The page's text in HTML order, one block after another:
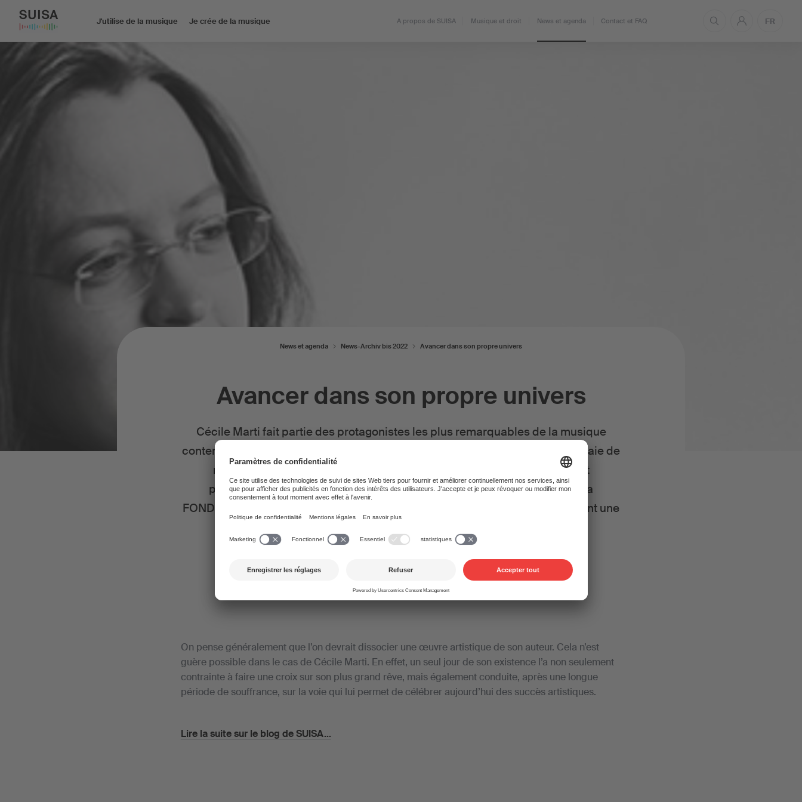
J'utilise de la musique Je crée de la musique A propos de SUISA Musique et droit News et agenda Contact et FAQ FR
Avancer dans son propre univers
Cécile Marti fait partie des protagonistes les plus remarquables de la musique
contemporaine en Suisse. Dans ses œuvres, la compositrice et sculptrice essaie de
réunir différentes formes d’expression en un grand tout. Le ballet devrait
prochainement se joindre au dialogue entre la musique et la sculpture. La
FONDATION SUISA soutient la vision artistique de la Zurichoise en lui attribuant une
News et agenda News-Archiv bis 2022 Avancer dans son propre univers
05. novembre 2019
On pense généralement que l’on devrait dissocier une œuvre artistique de son auteur. Cela n’est
guère possible dans le cas de Cécile Marti. En effet, un seul jour de son existence l’a non seulement
contrainte à faire une croix sur son plus grand rêve, mais également conduite, après une longue
période de souffrance, sur la voie qui lui permet de célébrer aujourd’hui des succès artistiques.
Lire la suite sur le blog de SUISA...